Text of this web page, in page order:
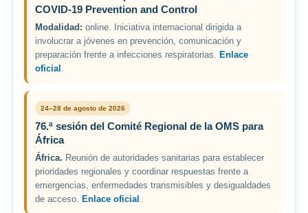
COVID-19 Prevention and Control
Modalidad: online. Iniciativa internacional dirigida a
involucrar a jóvenes en prevención, comunicación y
preparación frente a infecciones respiratorias. Enlace
oficial
24–28 de agosto de 2026
76.ª sesión del Comité Regional de la OMS para
África
África. Reunión de autoridades sanitarias para establecer
prioridades regionales y coordinar respuestas frente a
emergencias, enfermedades transmisibles y desigualdades
de acceso. Enlace oficial